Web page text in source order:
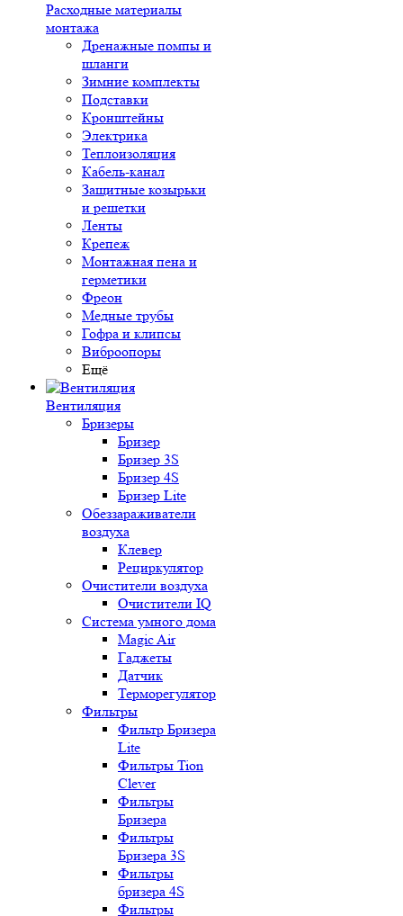
Расходные материалы
монтажа
Дренажные помпы и
шланги
Зимние комплекты
Подставки
Кронштейны
Электрика
Теплоизоляция
Кабель-канал
Защитные козырьки
и решетки
Ленты
Крепеж
Монтажная пена и
герметики
Фреон
Медные трубы
Гофра и клипсы
Виброопоры
Ещё
Вентиляция
Бризеры
Бризер
Бризер 3S
Бризер 4S
Бризер Lite
Обеззараживатели
воздуха
Клевер
Рециркулятор
Очистители воздуха
Очистители IQ
Система умного дома
Magic Air
Гаджеты
Датчик
Терморегулятор
Фильтры
Фильтр Бризера
Lite
Фильтры Tion
Clever
Фильтры
Бризера
Фильтры
Бризера 3S
Фильтры
бризера 4S
Фильтры